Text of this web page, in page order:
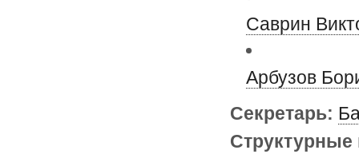
Саврин
Арбузов
Секретарь:
Структурные